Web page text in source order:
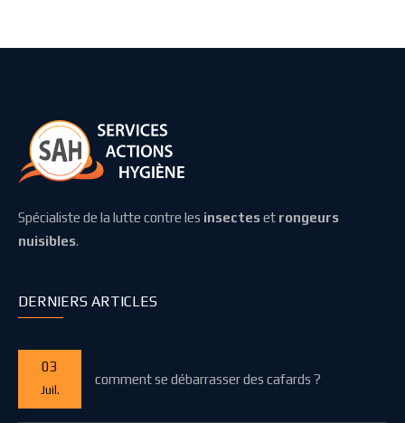
Spécialiste de la lutte contre les insecteset rongeurs
nuisibles.
DERNIERS ARTICLES
03
Juil.
comment se débarrasser des cafards ?